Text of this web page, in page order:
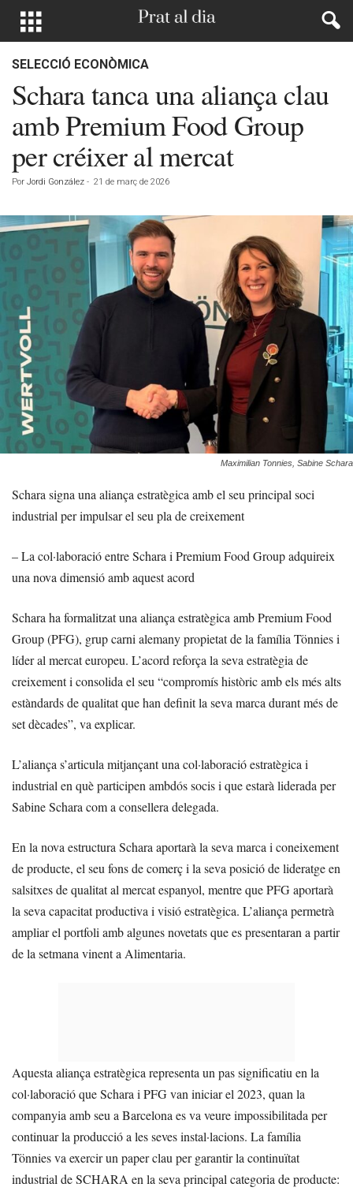
SELECCIÓ ECONÒMICA
Schara tanca una aliança clau
amb Premium Food Group
per créixer al mercat
Por Jordi González - 21 de març de 2026
Maximilian Tonnies, Sabine Schara
Schara signa una aliança estratègica amb el seu principal soci
industrial per impulsar el seu pla de creixement
– La col·laboració entre Schara i Premium Food Group adquireix
una nova dimensió amb aquest acord
Schara ha formalitzat una aliança estratègica amb Premium Food
Group (PFG), grup carni alemany propietat de la família Tönnies i
líder al mercat europeu. L’acord reforça la seva estratègia de
creixement i consolida el seu “compromís històric amb els més alts
estàndards de qualitat que han definit la seva marca durant més de
set dècades”, va explicar.
L’aliança s’articula mitjançant una col·laboració estratègica i
industrial en què participen ambdós socis i que estarà liderada per
Sabine Schara com a consellera delegada.
En la nova estructura Schara aportarà la seva marca i coneixement
de producte, el seu fons de comerç i la seva posició de lideratge en
salsitxes de qualitat al mercat espanyol, mentre que PFG aportarà
la seva capacitat productiva i visió estratègica. L’aliança permetrà
ampliar el portfoli amb algunes novetats que es presentaran a partir
de la setmana vinent a Alimentaria.
Aquesta aliança estratègica representa un pas significatiu en la
col·laboració que Schara i PFG van iniciar el 2023, quan la
companyia amb seu a Barcelona es va veure impossibilitada per
continuar la producció a les seves instal·lacions. La família
Tönnies va exercir un paper clau per garantir la continuïtat
industrial de SCHARA en la seva principal categoria de producte: